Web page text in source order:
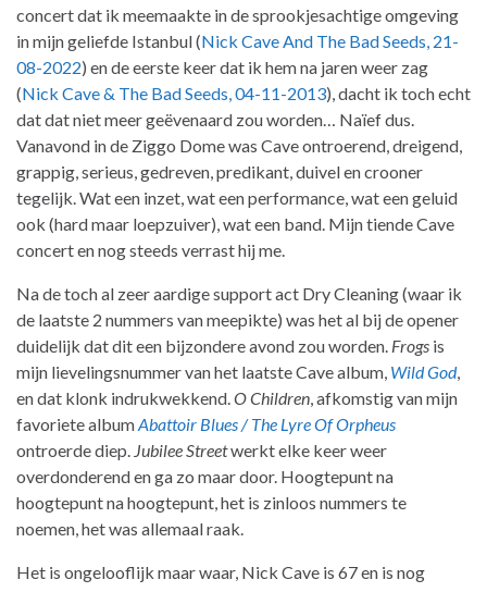
concert dat ik meemaakte in de sprookjesachtige omgeving
in mijn geliefde Istanbul (Nick Cave And The Bad Seeds, 21-
08-2022) en de eerste keer dat ik hem na jaren weer zag
(Nick Cave & The Bad Seeds, 04-11-2013), dacht ik toch echt
dat dat niet meer geëvenaard zou worden… Naïef dus.
Vanavond in de Ziggo Dome was Cave ontroerend, dreigend,
grappig, serieus, gedreven, predikant, duivel en crooner
tegelijk. Wat een inzet, wat een performance, wat een geluid
ook (hard maar loepzuiver), wat een band. Mijn tiende Cave
concert en nog steeds verrast hij me.
Na de toch al zeer aardige support act Dry Cleaning (waar ik
de laatste 2 nummers van meepikte) was het al bij de opener
duidelijk dat dit een bijzondere avond zou worden. Frogs is
mijn lievelingsnummer van het laatste Cave album, Wild God,
en dat klonk indrukwekkend. O Children , afkomstig van mijn
favoriete albumAbattoir Blues / The Lyre Of Orpheus
ontroerde diep. Jubilee Streetwerkt elke keer weer
overdonderend en ga zo maar door. Hoogtepunt na
hoogtepunt na hoogtepunt, het is zinloos nummers te
noemen, het was allemaal raak.
Het is ongelooflijk maar waar, Nick Cave is 67 en is nog